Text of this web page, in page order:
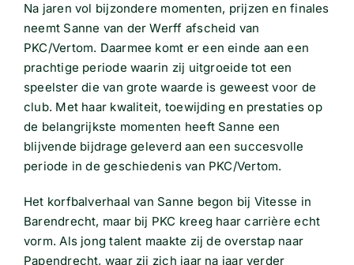
Na jaren vol bijzondere momenten, prijzen en finales
neemt Sanne van der Werff afscheid van
PKC/Vertom. Daarmee komt er een einde aan een
prachtige periode waarin zij uitgroeide tot een
speelster die van grote waarde is geweest voor de
club. Met haar kwaliteit, toewijding en prestaties op
de belangrijkste momenten heeft Sanne een
blijvende bijdrage geleverd aan een succesvolle
periode in de geschiedenis van PKC/Vertom.
Het korfbalverhaal van Sanne begon bij Vitesse in
Barendrecht, maar bij PKC kreeg haar carrière echt
vorm. Als jong talent maakte zij de overstap naar
Papendrecht, waar zij zich jaar na jaar verder